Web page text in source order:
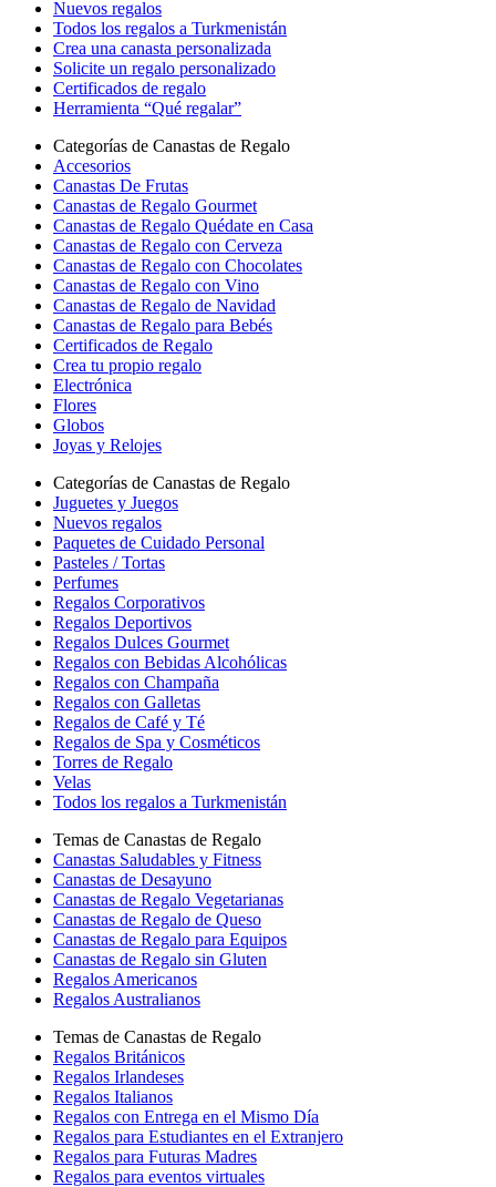
Nuevos regalos
Todos los regalos a Turkmenistán
Crea una canasta personalizada
Solicite un regalo personalizado
Certificados de regalo
Herramienta “Qué regalar”
Categorías de Canastas de Regalo
Accesorios
Canastas De Frutas
Canastas de Regalo Gourmet
Canastas de Regalo Quédate en Casa
Canastas de Regalo con Cerveza
Canastas de Regalo con Chocolates
Canastas de Regalo con Vino
Canastas de Regalo de Navidad
Canastas de Regalo para Bebés
Certificados de Regalo
Crea tu propio regalo
Electrónica
Flores
Globos
Joyas y Relojes
Categorías de Canastas de Regalo
Juguetes y Juegos
Nuevos regalos
Paquetes de Cuidado Personal
Pasteles / Tortas
Perfumes
Regalos Corporativos
Regalos Deportivos
Regalos Dulces Gourmet
Regalos con Bebidas Alcohólicas
Regalos con Champaña
Regalos con Galletas
Regalos de Café y Té
Regalos de Spa y Cosméticos
Torres de Regalo
Velas
Todos los regalos a Turkmenistán
Temas de Canastas de Regalo
Canastas Saludables y Fitness
Canastas de Desayuno
Canastas de Regalo Vegetarianas
Canastas de Regalo de Queso
Canastas de Regalo para Equipos
Canastas de Regalo sin Gluten
Regalos Americanos
Regalos Australianos
Temas de Canastas de Regalo
Regalos Británicos
Regalos Irlandeses
Regalos Italianos
Regalos con Entrega en el Mismo Día
Regalos para Estudiantes en el Extranjero
Regalos para Futuras Madres
Regalos para eventos virtuales